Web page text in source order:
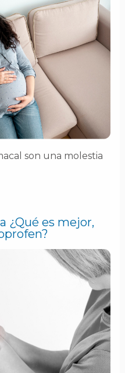
son una molestia
¿Qué es mejor,